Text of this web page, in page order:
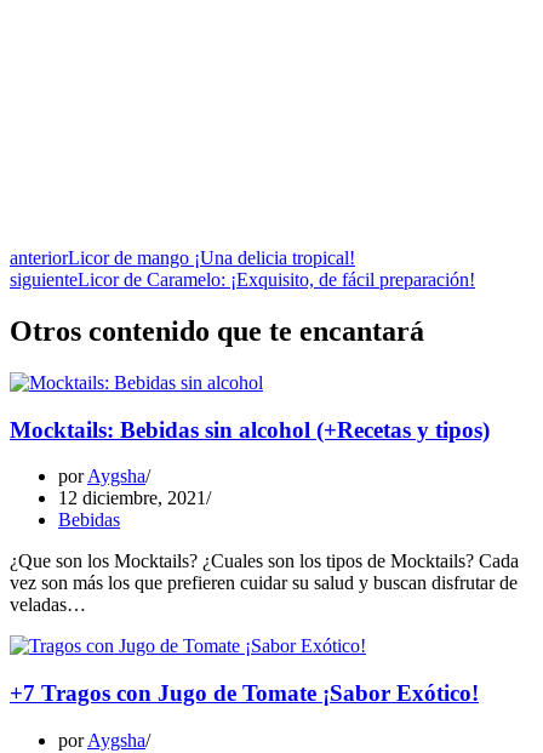
anteriorLicor de mango ¡Una delicia tropical!
siguienteLicor de Caramelo: ¡Exquisito, de fácil preparación!
Otros contenido que te encantará
Mocktails: Bebidas sin alcohol (+Recetas y tipos)
porAygsha
12 diciembre, 2021
Bebidas
¿Que son los Mocktails? ¿Cuales son los tipos de Mocktails? Cada
vez son más los que prefieren cuidar su salud y buscan disfrutar de
veladas…
+7 Tragos con Jugo de Tomate ¡Sabor Exótico!
porAygsha